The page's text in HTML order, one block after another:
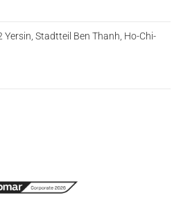
Yersin, Stadtteil Ben Thanh, Ho-Chi-